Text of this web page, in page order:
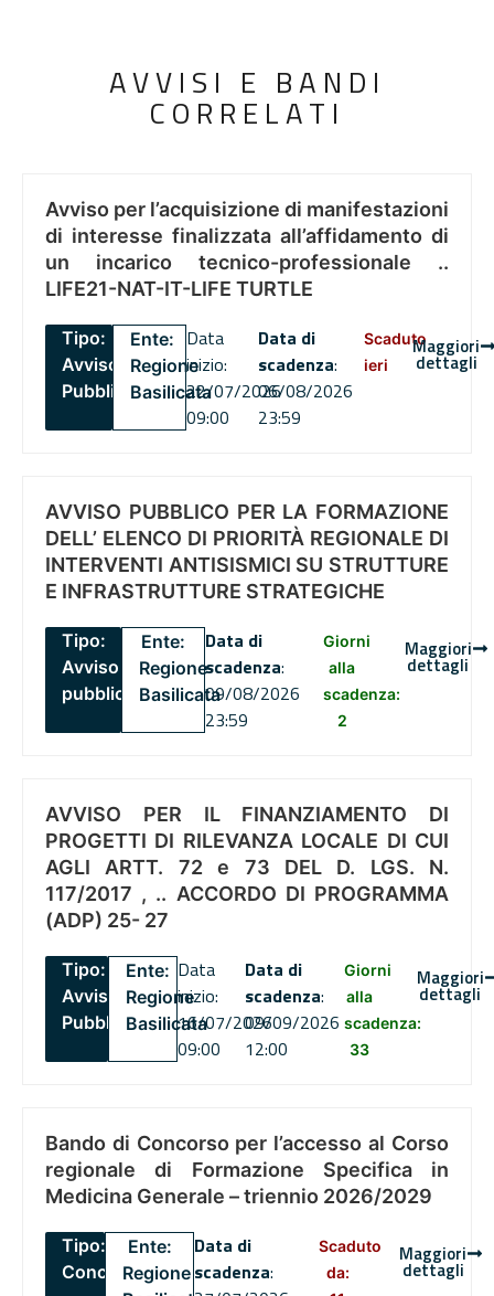
AVVISI E BANDI
CORRELATI
Avviso per l’acquisizione di manifestazioni
di interesse finalizzata all’affidamento di
un incarico tecnico-professionale ..
LIFE21-NAT-IT-LIFE TURTLE
Tipo:
Avviso
Pubblico
Ente:
Regione
Basilicata
Data
inizio:
22/07/2026
09:00
Data di
scadenza:
06/08/2026
23:59
Scaduto
ieri
Maggiori
dettagli
AVVISO PUBBLICO PER LA FORMAZIONE
DELL’ ELENCO DI PRIORITÀ REGIONALE DI
INTERVENTI ANTISISMICI SU STRUTTURE
E INFRASTRUTTURE STRATEGICHE
Tipo:
Avviso
pubblico
Ente:
Regione
Basilicata
Data di
scadenza:
09/08/2026
23:59
Giorni
alla
scadenza:
2
Maggiori
dettagli
AVVISO PER IL FINANZIAMENTO DI
PROGETTI DI RILEVANZA LOCALE DI CUI
AGLI ARTT. 72 e 73 DEL D. LGS. N.
117/2017 , .. ACCORDO DI PROGRAMMA
(ADP) 25- 27
Tipo:
Avviso
Pubblico
Ente:
Regione
Basilicata
Data
inizio:
16/07/2026
09:00
Data di
scadenza:
09/09/2026
12:00
Giorni
alla
scadenza:
33
Maggiori
dettagli
Bando di Concorso per l’accesso al Corso
regionale di Formazione Specifica in
Medicina Generale – triennio 2026/2029
Tipo:
Concorsi
Ente:
Regione
Data di
scadenza:
Scaduto
da:
Maggiori
dettagli